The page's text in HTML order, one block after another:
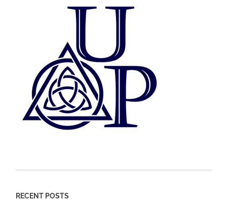
RECENT POSTS